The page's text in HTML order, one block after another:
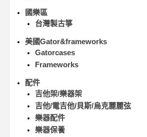
國樂區
台灣製古箏
美國Gator&frameworks
Gatorcases
Frameworks
配件
吉他架/樂器架
吉他/電吉他/貝斯/烏克麗麗弦
樂器配件
樂器保養